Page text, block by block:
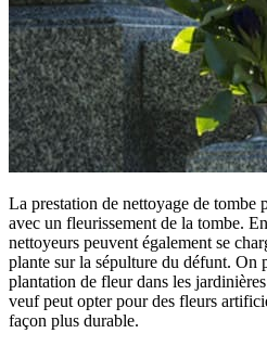
La prestation de nettoyage de tombe
avec un fleurissement de la tombe.
nettoyeurs peuvent également se
plante sur la sépulture du défunt. On
plantation de fleur dans les
veuf peut opter pour des fleurs
façon plus durable.